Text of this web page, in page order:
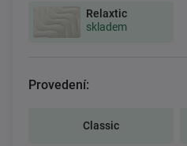
Relaxtic
skladem
Provedení:
Classic